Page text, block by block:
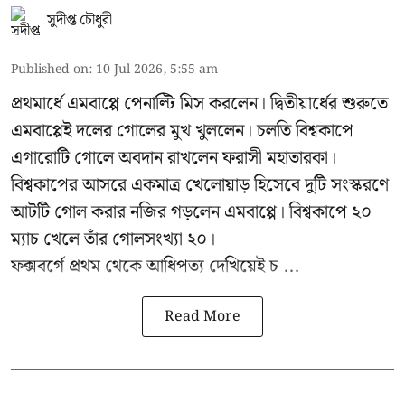
সুদীপ্ত চৌধুরী
Published on: 10 Jul 2026, 5:55 am
প্রথমার্ধে এমবাপ্পে পেনাল্টি মিস করলেন। দ্বিতীয়ার্ধের শুরুতে
এমবাপ্পেই দলের গোলের মুখ খুললেন। চলতি বিশ্বকাপে
এগারোটি গোলে অবদান রাখলেন ফরাসী মহাতারকা।
বিশ্বকাপের আসরে একমাত্র খেলোয়াড় হিসেবে দুটি সংস্করণে
আটটি গোল করারনজির গড়লেন এমবাপ্পে। বিশ্বকাপে ২০
ম্যাচ খেলে তাঁর গোলসংখ্যা ২০।
ফক্সবর্গে প্রথম থেকে আধিপত্য দেখিয়েই চ ...
Read More